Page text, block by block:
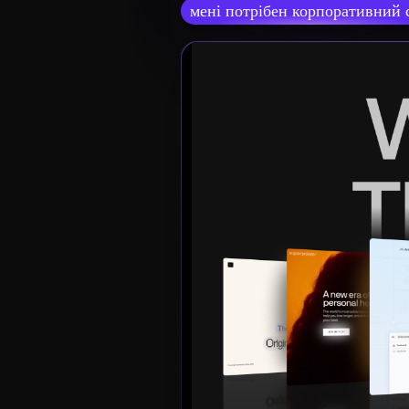
мені потрібен корпоративний